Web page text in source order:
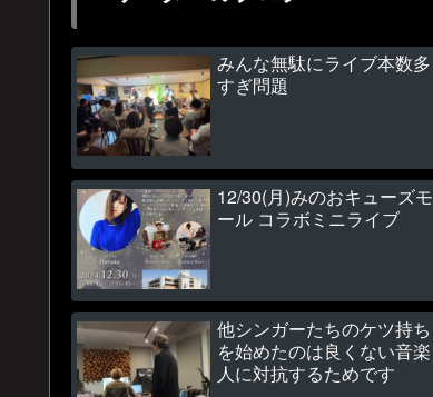
みんな無駄にライブ本数多
すぎ問題
12/30(月)みのおキューズモ
ール コラボミニライブ
他シンガーたちのケツ持ち
を始めたのは良くない音楽
人に対抗するためです